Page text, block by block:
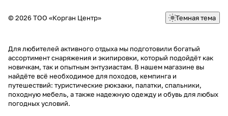
© 2026 ТОО «Корган Центр» Темная тема
Для любителей активного отдыха мы подготовили богатый
ассортимент снаряжения и экипировки, который подойдёт как
новичкам, так и опытным энтузиастам. В нашем магазине вы
найдёте всё необходимое для походов, кемпинга и
путешествий: туристические рюкзаки, палатки, спальники,
походную мебель, а также надежную одежду и обувь для любых
погодных условий.